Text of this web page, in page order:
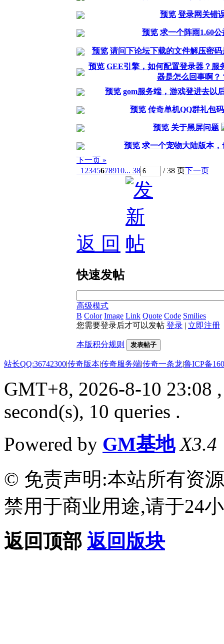
预览 登录网关错
预览 求一个阵雨1.60
预览 请问下论坛下载的文件解压密
预览 GEE引擎，如何配置登录器？服
器是怎么回事啊？
预览 gom服务端，游戏登进去以
预览 传奇单机QQ群礼包
预览 关于黑屏问题
预览 求一个宠物大陆版本
下一页 »
1 2345678910... 38 / 38 页下一页
返 回
快速发帖
高级模式
B Color Image Link Quote Code Smilies
您需要登录后才可以发帖 登录 | 立即注册
本版积分规则 发表帖子
站长QQ:36742300|传奇版本|传奇服务端|传奇一条龙|鲁ICP备
GMT+8, 2026-8-10 23:08
second(s), 10 queries .
Powered by GM基地 X3.4
© 免责声明:本站所有资
禁用于商业用途,请于24
返回顶部 返回版块